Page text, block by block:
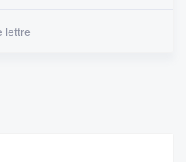
lettre